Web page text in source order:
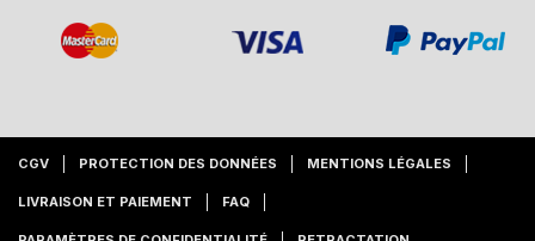
CGV PROTECTION DES DONNÉES MENTIONS LÉGALES
LIVRAISON ET PAIEMENT FAQ